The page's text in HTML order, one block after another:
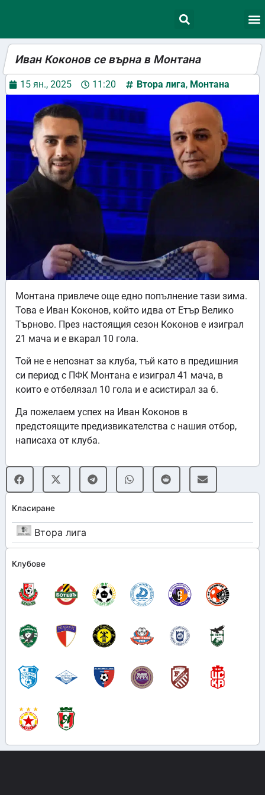
Класиране
Втора лига
Клубове
Иван Коконов се върна в Монтана
15 ян., 2025 11:20 Втора лига, Монтана
Монтана привлече още едно попълнение тази зима.
Това е Иван Коконов, който идва от Етър Велико
Търново. През настоящия сезон Коконов е изиграл
21 мача и е вкарал 10 гола.
Той не е непознат за клуба, тъй като в предишния
си период с ПФК Монтана е изиграл 41 мача, в
които е отбелязал 10 гола и е асистирал за 6.
Да пожелаем успех на Иван Коконов в
предстоящите предизвикателства с нашия отбор,
написаха от клуба.